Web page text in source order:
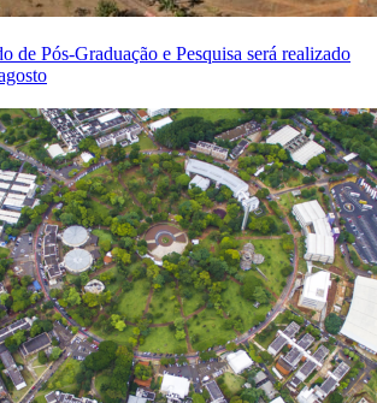
de Pós-Graduação e Pesquisa será realizado